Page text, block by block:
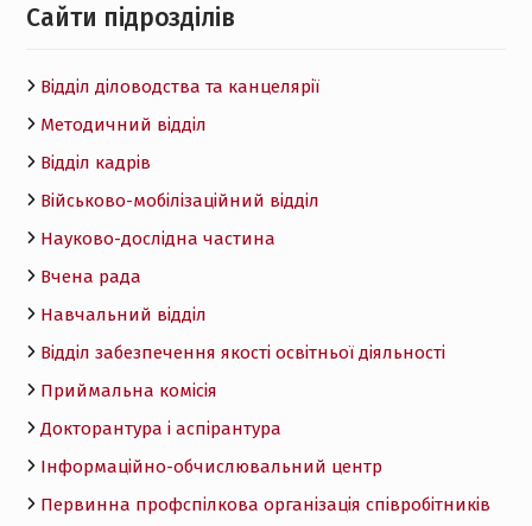
Cайти підрозділів
Відділ діловодства та канцелярії
Методичний відділ
Відділ кадрів
Військово-мобілізаційний відділ
Науково-дослідна частина
Вчена рада
Навчальний відділ
Відділ забезпечення якості освітньої діяльності
Приймальна комісія
Докторантура і аспірантура
Інформаційно-обчислювальний центр
Первинна профспілкова організація співробітників